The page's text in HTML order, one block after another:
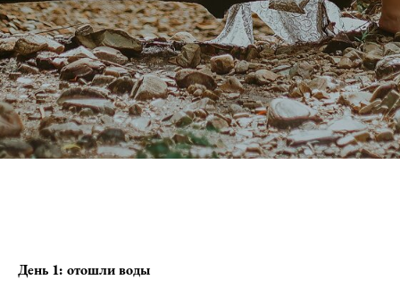
День 1: отошли воды